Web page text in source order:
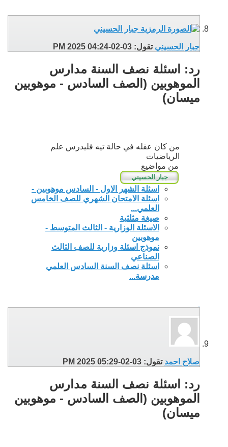
جبار الحسيني تقول: 03-02-2025
04:24 PM
رد: اسئلة نصف السنة مدارس
الموهوبين (الصف السادس - موهوبين
ميسان)
من كان عقله في حالة تيه فليدرس علم
الرياضيات
من مواضيع
اسئلة الشهر الاول - السادس موهوبين -
اسئلة الامتحان الشهري للصف الخامس
العلمي...
صيغة مثلثية
الاسئلة الوزارية - الثالث المتوسط -
موهوبين
نموذج اسئلة وزارية للصف الثالث
الصناعي
اسئلة نصف السنة السادس العلمي
مدرسة...
صلاح احمد تقول: 03-02-2025
05:29 PM
رد: اسئلة نصف السنة مدارس
الموهوبين (الصف السادس - موهوبين
ميسان)